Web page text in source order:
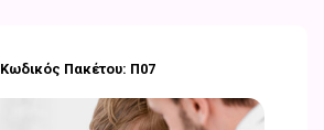
Κωδικός Πακέτου: Π07